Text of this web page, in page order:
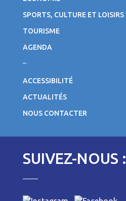
SPORTS, CULTURE ET LOISIRS
TOURISME
AGENDA
ACCESSIBILITÉ
ACTUALITÉS
NOUS CONTACTER
SUIVEZ-NOUS :